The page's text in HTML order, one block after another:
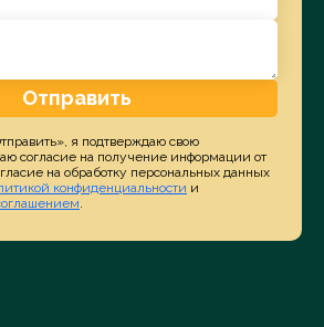
Отправить
я подтверждаю свою
согласие на получение информации от
на обработку персональных данных
конфиденциальности и
.